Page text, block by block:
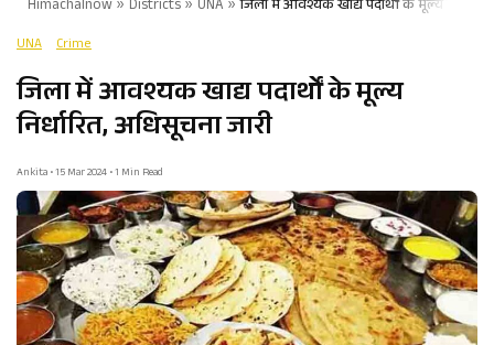
Himachalnow» Districts» UNA » जिला में आवश्यक खाद्य पदार्थों के मूल्य
UNA Crime
जिला में आवश्यक खाद्य पदार्थों के मूल्य
निर्धारित, अधिसूचना जारी
Ankita • 15 Mar 2024 • 1 Min Read